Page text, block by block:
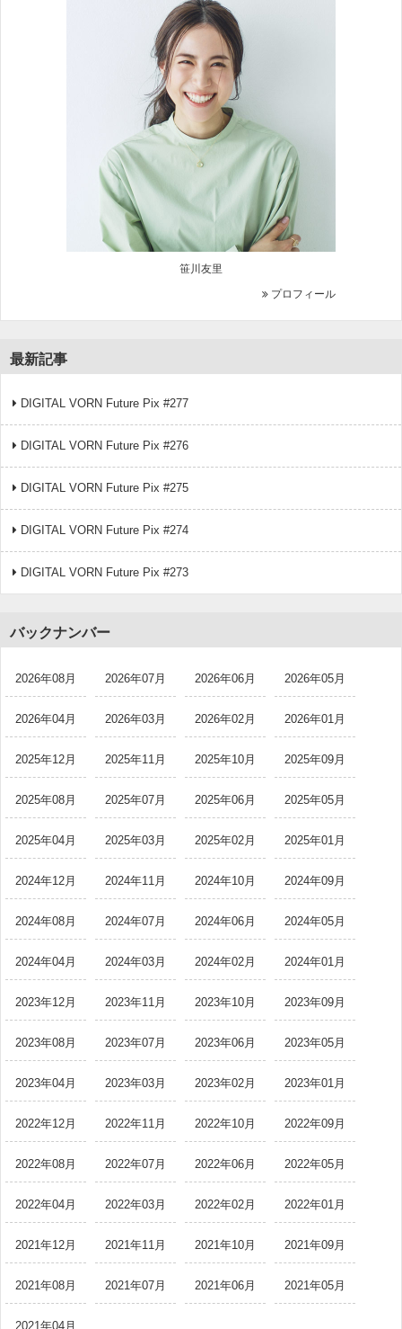
笹川友里
プロフィール
最新記事
DIGITAL VORN Future Pix #277
DIGITAL VORN Future Pix #276
DIGITAL VORN Future Pix #275
DIGITAL VORN Future Pix #274
DIGITAL VORN Future Pix #273
バックナンバー
2026年08月 2026年07月 2026年06月 2026年05月
2026年04月 2026年03月 2026年02月 2026年01月
2025年12月 2025年11月 2025年10月 2025年09月
2025年08月 2025年07月 2025年06月 2025年05月
2025年04月 2025年03月 2025年02月 2025年01月
2024年12月 2024年11月 2024年10月 2024年09月
2024年08月 2024年07月 2024年06月 2024年05月
2024年04月 2024年03月 2024年02月 2024年01月
2023年12月 2023年11月 2023年10月 2023年09月
2023年08月 2023年07月 2023年06月 2023年05月
2023年04月 2023年03月 2023年02月 2023年01月
2022年12月 2022年11月 2022年10月 2022年09月
2022年08月 2022年07月 2022年06月 2022年05月
2022年04月 2022年03月 2022年02月 2022年01月
2021年12月 2021年11月 2021年10月 2021年09月
2021年08月 2021年07月 2021年06月 2021年05月
2021年04月